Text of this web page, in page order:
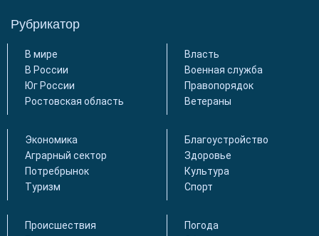
Рубрикатор
В мире
В России
Юг России
Ростовская область
Власть
Военная служба
Правопорядок
Ветераны
Экономика
Аграрный сектор
Потребрынок
Туризм
Благоустройство
Здоровье
Культура
Спорт
Происшествия
Погода